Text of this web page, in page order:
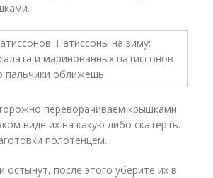
переворачиваем крышками
виде их на какую либо скатерть.
полотенцем.
остынут, после этого уберите их в